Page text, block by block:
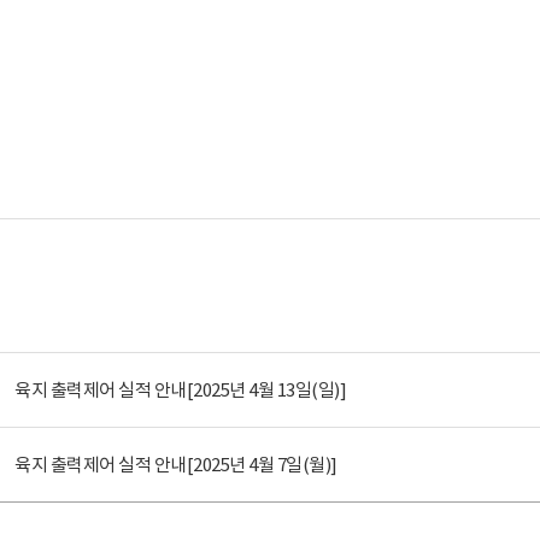
육지 출력제어 실적 안내[2025년 4월 13일(일)]
육지 출력제어 실적 안내[2025년 4월 7일(월)]